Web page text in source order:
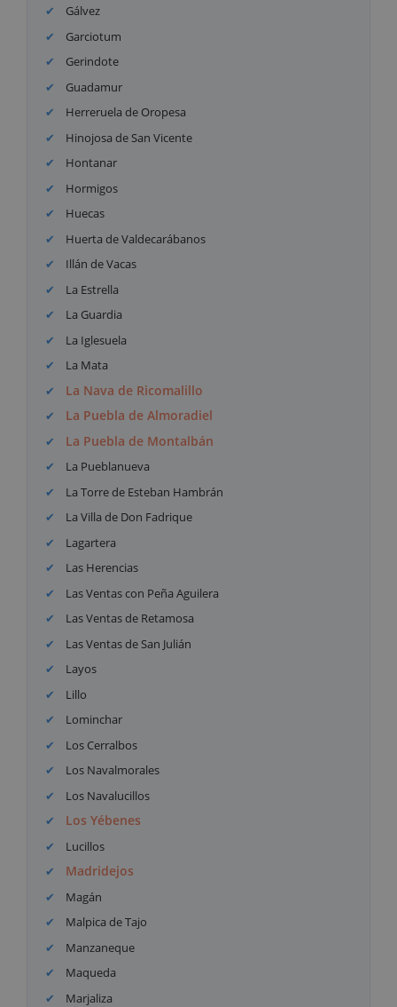
Gálvez
Garciotum
Gerindote
Guadamur
Herreruela de Oropesa
Hinojosa de San Vicente
Hontanar
Hormigos
Huecas
Huerta de Valdecarábanos
Illán de Vacas
La Estrella
La Guardia
La Iglesuela
La Mata
La Nava de Ricomalillo
La Puebla de Almoradiel
La Puebla de Montalbán
La Pueblanueva
La Torre de Esteban Hambrán
La Villa de Don Fadrique
Lagartera
Las Herencias
Las Ventas con Peña Aguilera
Las Ventas de Retamosa
Las Ventas de San Julián
Layos
Lillo
Lominchar
Los Cerralbos
Los Navalmorales
Los Navalucillos
Los Yébenes
Lucillos
Madridejos
Magán
Malpica de Tajo
Manzaneque
Maqueda
Marjaliza